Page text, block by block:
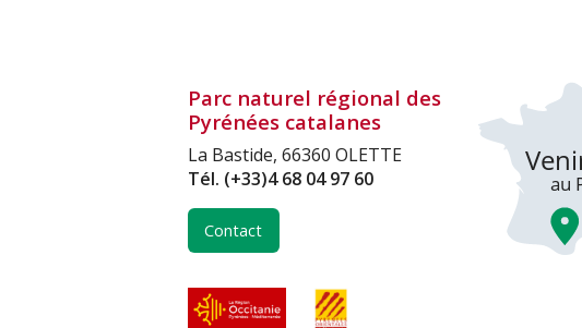
Parc naturel régional des
Pyrénées catalanes
La Bastide, 66360 OLETTE
Tél. (+33)4 68 04 97 60
Contact